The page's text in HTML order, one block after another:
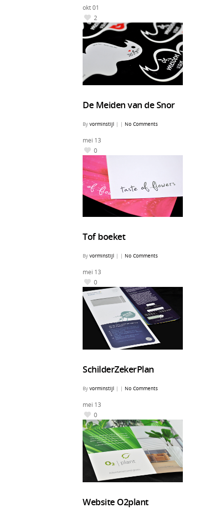
okt01
2
De Meiden van de Snor
By vorminstijl | | No Comments
mei 13
0
Tof boeket
By vorminstijl | | No Comments
mei 13
0
SchilderZekerPlan
By vorminstijl | | No Comments
mei 13
0
Website O2plant